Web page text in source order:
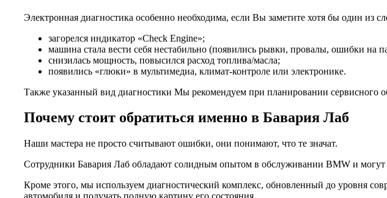
Электронная диагностика особенно необходима, если Вы заметите хотя бы один из
загорелся индикатор «Check Engine»;
машина стала вести себя нестабильно (появились рывки, провалы, ошибки на
снизилась мощность, повысился расход топлива/масла;
появились «глюки» в мультимедиа, климат-контроле или электронике.
Также указанный вид диагностики Мы рекомендуем при планировании сервисного
Почему стоит обратиться именно в Бавария Лаб
Наши мастера не просто считывают ошибки, они понимают, что те значат.
Сотрудники Бавария Лаб обладают солидным опытом в обслуживании BMW и могут
Кроме этого, мы используем диагностический комплекс, обновленный до уровня